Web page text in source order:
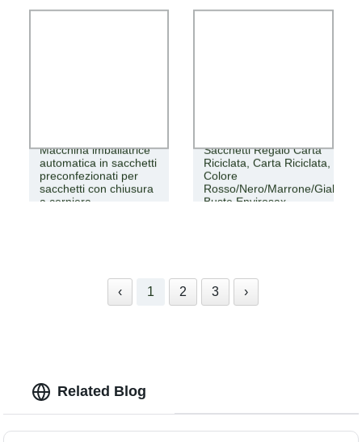
Macchina imballatrice
automatica in sacchetti
preconfezionati per
sacchetti con chiusura
a cerniera
Sacchetti Regalo Carta
Riciclata, Carta Riciclata,
Colore
Rosso/Nero/Marrone/Giallo,
Buste Envirosax
‹ 1 2 3 ›
Related Blog